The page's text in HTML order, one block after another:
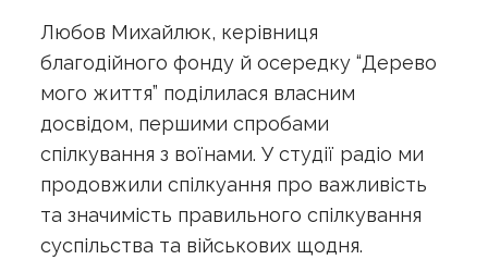
Любов Михайлюк, керівниця
благодійного фонду й осередку “Дерево
мого життя” поділилася власним
досвідом, першими спробами
спілкування з воїнами. У студії радіо ми
продовжили спілкуання про важливість
та значимість правильного спілкування
суспільства та військових щодня.